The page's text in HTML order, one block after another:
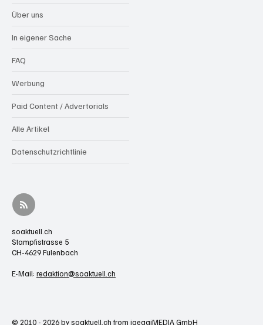
Über uns
In eigener Sache
FAQ
Werbung
Paid Content / Advertorials
Alle Artikel
Datenschutzrichtlinie
soaktuell.ch
Stampfistrasse 5
CH-4629 Fulenbach
E-Mail: redaktion@soaktuell.ch
© 2010 - 2026 by soaktuell.ch from jaeggiMEDIA GmbH